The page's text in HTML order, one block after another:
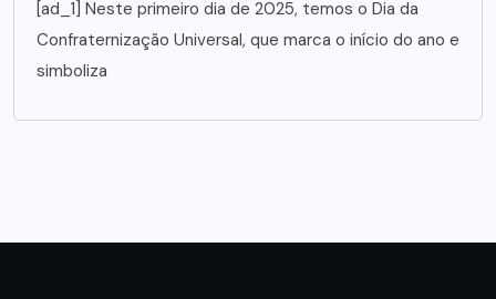
[ad_1] Neste primeiro dia de 2025, temos o Dia da
Confraternização Universal, que marca o início do ano e
simboliza